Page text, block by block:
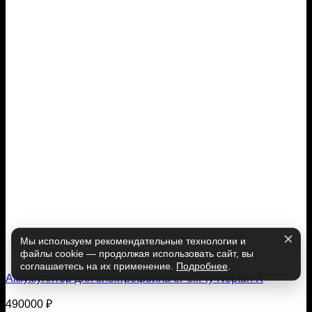
Аккумулятор для электрофойла eFoilFly Neptun X
490000 ₽
Мы используем рекомендательные технологии и
файлы cookie — продолжая использовать сайт, вы
соглашаетесь на их применение. Подробнее.